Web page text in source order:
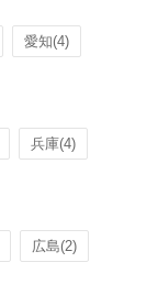
愛知(4)
兵庫(4)
広島(2)